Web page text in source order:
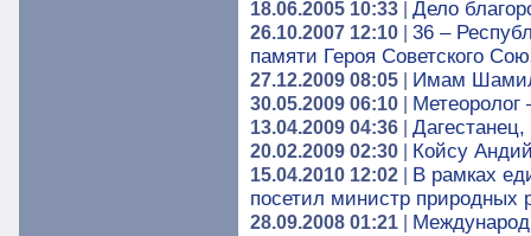
18.06.2005 10:33 Дело
26.10.2007 12:10
36 –
памяти Героя Советского
27.12.2009 08:05 Имам
30.05.2009 06:10 Метеоролог
13.04.2009 04:36
20.02.2009 02:30 Койсу
15.04.2010 12:02
В рамках
посетил министр
28.09.2008 01:21